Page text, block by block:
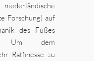
Forschung) auf
des Fußes
Um dem
Raffinesse zu